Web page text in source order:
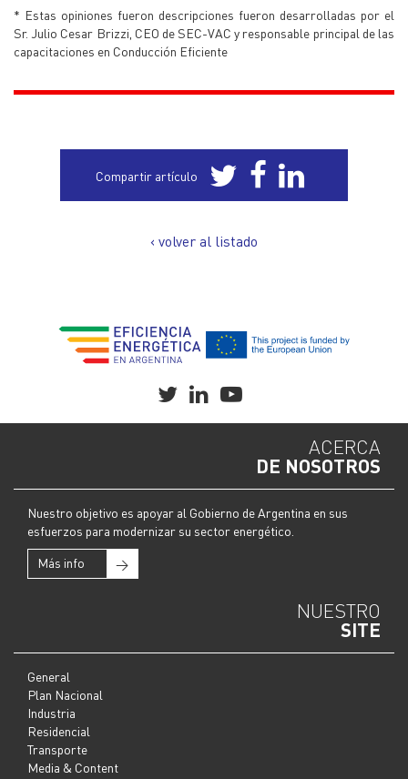
* Estas opiniones fueron descripciones fueron desarrolladas por el
Sr. Julio Cesar Brizzi, CEO de SEC-VAC y responsable principal de las
capacitaciones en Conducción Eficiente
Compartir artículo
‹ volver al listado
ACERCA
DE NOSOTROS
Nuestro objetivo es apoyar al Gobierno de Argentina en sus
esfuerzos para modernizar su sector energético.
Más info
→
NUESTRO
SITE
General
Plan Nacional
Industria
Residencial
Transporte
Media & Content